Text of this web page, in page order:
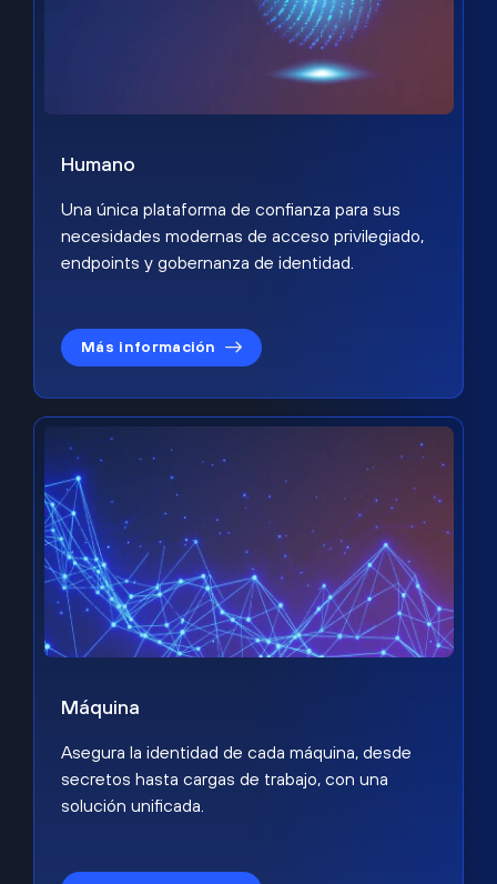
Humano
Una única plataforma de confianza para sus
necesidades modernas de acceso privilegiado,
endpoints y gobernanza de identidad.
Más información
Máquina
Asegura la identidad de cada máquina, desde
secretos hasta cargas de trabajo, con una
solución unificada.